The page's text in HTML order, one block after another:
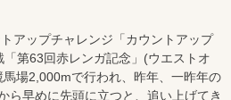
アップチャレンジ「カウントアップ
第63回赤レンガ記念」(ウエストオ
場2,000mで行われ、昨年、一昨年の
ら早めに先頭に立つと、追い上げてき